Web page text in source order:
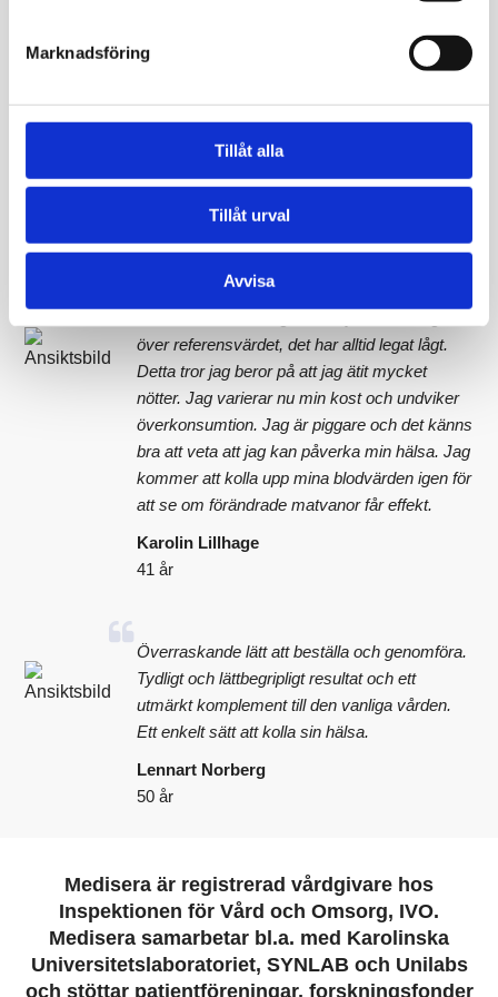
Marknadsföring
Tillåt alla
Tillåt urval
Avvisa
trovärdigt. Allt man behöver veta står på
sidan, varken mer eller mindre. Det var otroligt
och det kändes toppen. Det var endast ett
värde som låg precis under gränsen, det skall
Lena Svenberg
över referensvärdet, det har alltid legat lågt.
Detta tror jag beror på att jag ätit mycket
nötter. Jag varierar nu min kost och undviker
överkonsumtion. Jag är piggare och det känns
bra att veta att jag kan påverka min hälsa. Jag
kommer att kolla upp mina blodvärden igen för
att se om förändrade matvanor får effekt.
Karolin Lillhage
41 år
Överraskande lätt att beställa och genomföra.
Tydligt och lättbegripligt resultat och ett
utmärkt komplement till den vanliga vården.
Ett enkelt sätt att kolla sin hälsa.
Lennart Norberg
50 år
Medisera är registrerad vårdgivare hos
Inspektionen för Vård och Omsorg, IVO.
Medisera samarbetar bl.a. med Karolinska
Universitetslaboratoriet, SYNLAB och Unilabs
och stöttar patientföreningar, forskningsfonder